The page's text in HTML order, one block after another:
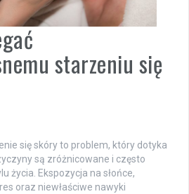
starzeniu się
się skóry to problem, który dotyka
są zróżnicowane i często
życia. Ekspozycja na słońce,
oraz niewłaściwe nawyki